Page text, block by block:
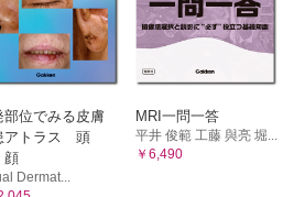
部位でみる皮膚
アトラス 頭
顔
Dermat...
MRI一問一答
平井 俊範 工藤 與亮 堀...
￥6,490